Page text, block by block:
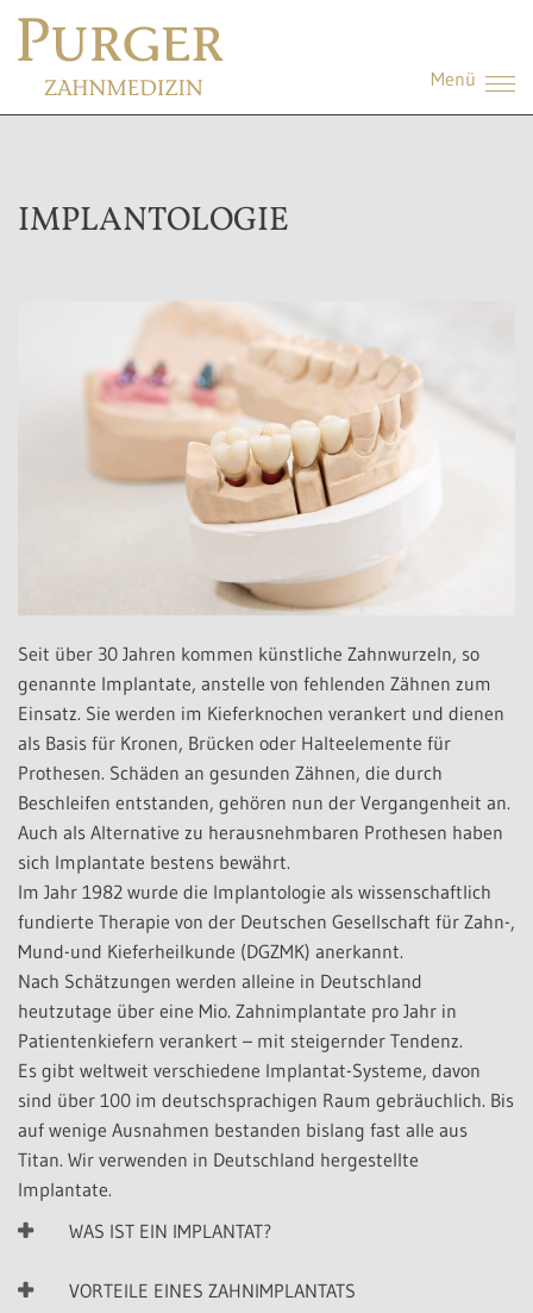
Menü
IMPLANTOLOGIE
Seit über 30 Jahren kommen künstliche Zahnwurzeln, so
genannte Implantate, anstelle von fehlenden Zähnen zum
Einsatz. Sie werden im Kieferknochen verankert und dienen
als Basis für Kronen, Brücken oder Halteelemente für
Prothesen. Schäden an gesunden Zähnen, die durch
Beschleifen entstanden, gehören nun der Vergangenheit an.
Auch als Alternative zu herausnehmbaren Prothesen haben
sich Implantate bestens bewährt.
Im Jahr 1982 wurde die Implantologie als wissenschaftlich
fundierte Therapie von der Deutschen Gesellschaft für Zahn-,
Mund-und Kieferheilkunde (DGZMK) anerkannt.
Nach Schätzungen werden alleine in Deutschland
heutzutage über eine Mio. Zahnimplantate pro Jahr in
Patientenkiefern verankert – mit steigernder Tendenz.
Es gibt weltweit verschiedene Implantat-Systeme, davon
sind über 100 im deutschsprachigen Raum gebräuchlich. Bis
auf wenige Ausnahmen bestanden bislang fast alle aus
Titan. Wir verwenden in Deutschland hergestellte
Implantate.
WAS IST EIN IMPLANTAT?
VORTEILE EINES ZAHNIMPLANTATS